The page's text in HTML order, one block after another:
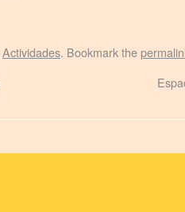
Actividades. Bookmark the